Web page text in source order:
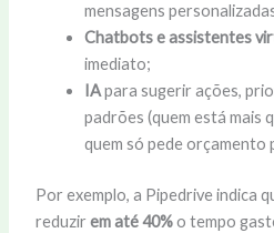
mensagens
Chatbots e assistentes
imediato;
IApara sugerir ações,
padrões (quem está mais
quem só pede orçamento
Por exemplo, a Pipedrive indica
reduzir em até 40%o tempo